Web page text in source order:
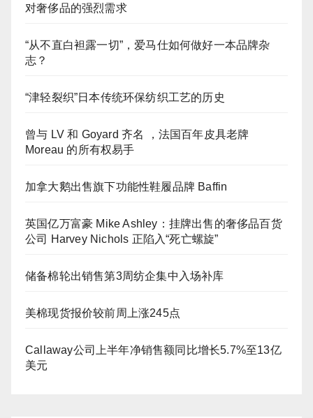
对奢侈品的强烈需求
“从不直白袒露一切”，爱马仕如何做好一本品牌杂
志？
“津轻裂织”日本传统环保纺织工艺的历史
曾与 LV 和 Goyard 齐名 ，法国百年皮具老牌
Moreau 的所有权易手
加拿大鹅出售旗下功能性鞋履品牌 Baffin
英国亿万富豪 Mike Ashley：挂牌出售的奢侈品百货
公司 Harvey Nichols 正陷入“死亡螺旋”
储备棉轮出销售第3周纺企集中入场补库
美棉现货报价较前周上涨245点
Callaway公司上半年净销售额同比增长5.7%至13亿
美元